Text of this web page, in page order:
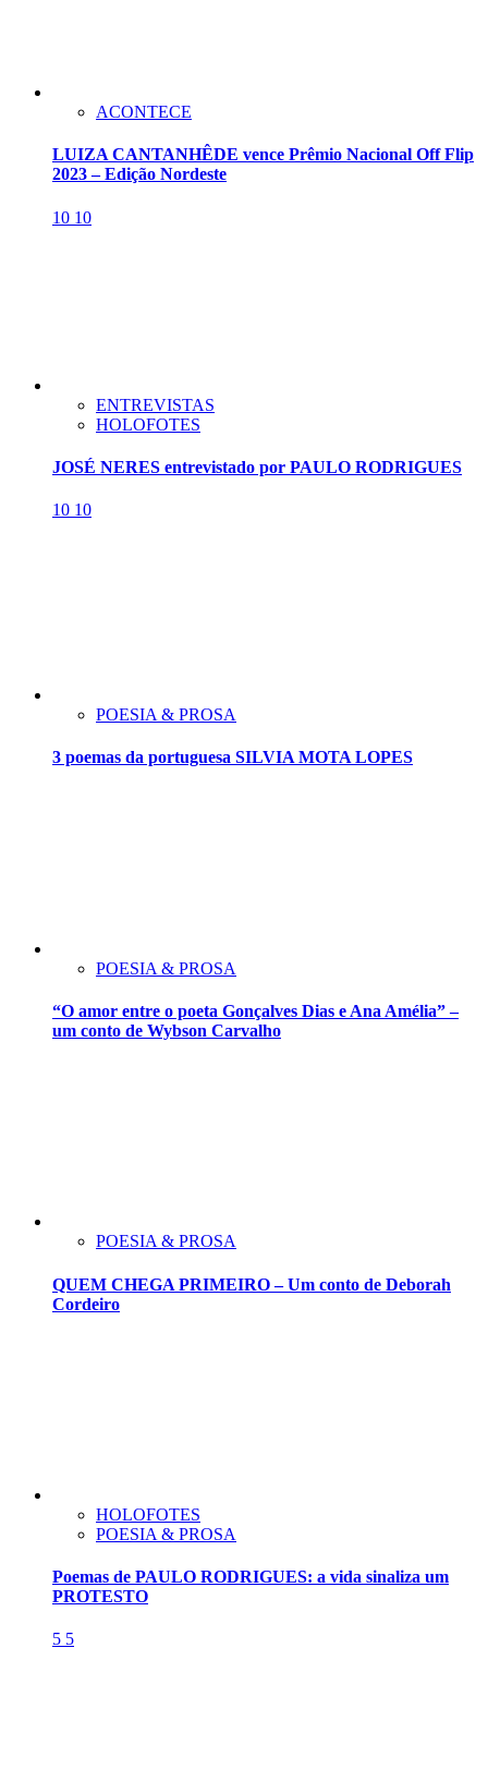
ACONTECE
LUIZA CANTANHÊDE vence Prêmio Nacional Off Flip
2023 – Edição Nordeste
10 10
ENTREVISTAS
HOLOFOTES
JOSÉ NERES entrevistado por PAULO RODRIGUES
10 10
POESIA & PROSA
3 poemas da portuguesa SILVIA MOTA LOPES
POESIA & PROSA
“O amor entre o poeta Gonçalves Dias e Ana Amélia” –
um conto de Wybson Carvalho
POESIA & PROSA
QUEM CHEGA PRIMEIRO – Um conto de Deborah
Cordeiro
HOLOFOTES
POESIA & PROSA
Poemas de PAULO RODRIGUES: a vida sinaliza um
PROTESTO
5 5